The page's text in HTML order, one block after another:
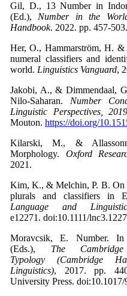
Gil, D., 13 Number in
(Ed.), Number in the
Handbook. 2022. pp. 457-
Her, O., Hammarström, H.
numeral classifiers and
world. Linguistics Vanguard,
Jakobi, A., & Dimmendaal,
Nilo-Saharan. Number
Linguistic Perspectives,
Mouton. https://doi.org/
Kilarski, M., &
Morphology. Oxford
2021.
Kim, K., & Melchin, P. B. On
plurals and classifiers in
Language and
e12271. doi:10.1111/
Moravcsik, E. Number.
(Eds.), The
Typology (Cambridge
Linguistics), 2017. pp.
University Press.